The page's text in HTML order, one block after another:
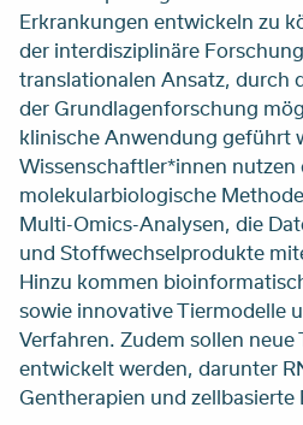
Erkrankungen entwickeln zu
der interdisziplinäre
translationalen Ansatz, durch
der Grundlagenforschung
klinische Anwendung geführt
Wissenschaftler*innen
molekularbiologische
Multi-Omics-Analysen, die
und Stoffwechselprodukte
Hinzu kommen
sowie innovative Tiermodelle
Verfahren. Zudem sollen neue
entwickelt werden, darunter
Gentherapien und